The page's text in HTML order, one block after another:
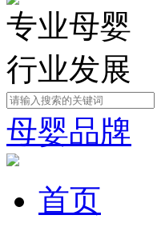
专业母婴
行业发展
母婴品牌
首页